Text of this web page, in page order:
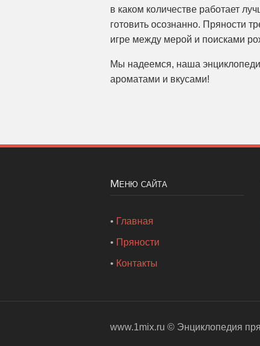
в каком количестве работает
готовить осознанно. Пряности
игре между мерой и поисками
Мы надеемся, наша
ароматами и вкусами!
Меню сайта
• Главная
• Пряности
• Контакты
www.1mix.ru © Энциклопедия